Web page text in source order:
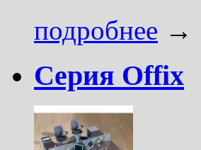
подробнее →
Серия Offix